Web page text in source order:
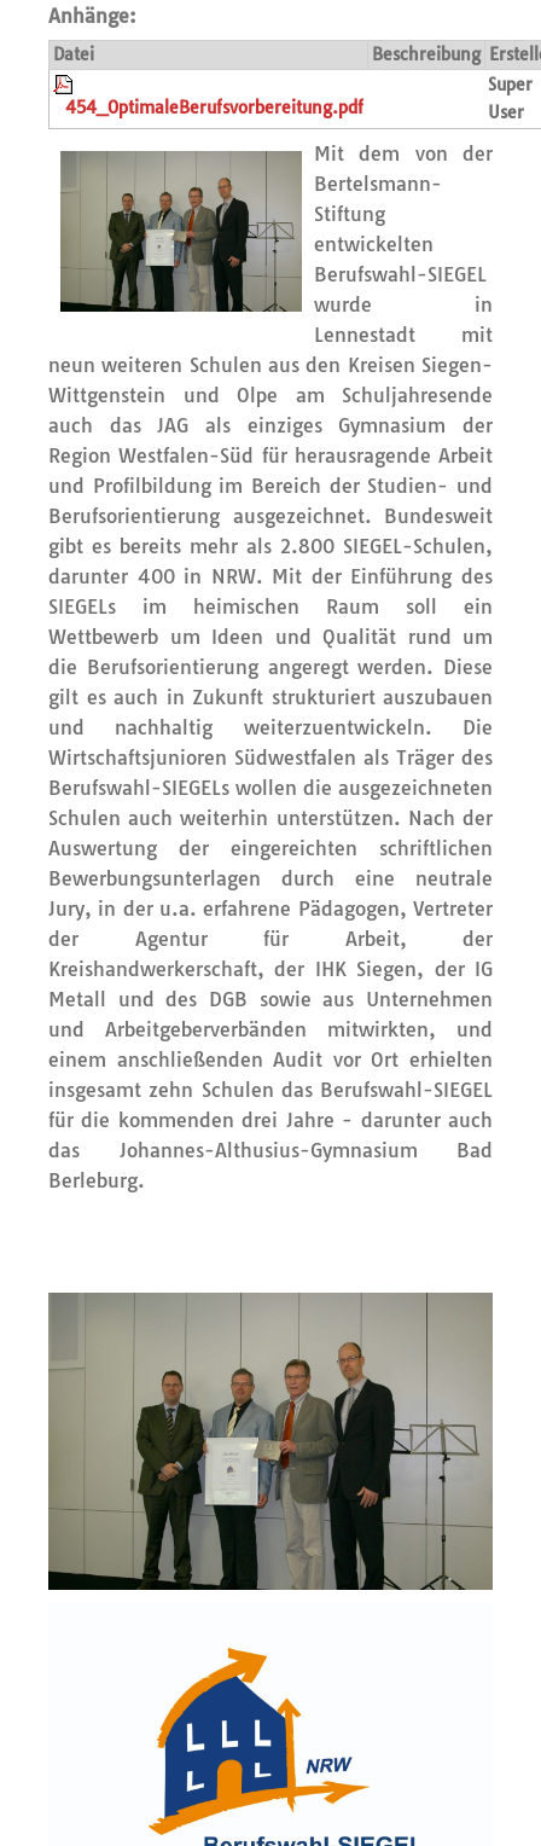
Anhänge:
Datei Beschreibung
454_OptimaleBerufsvorbereitung.pdf
Super
User
Mit dem von der
Bertelsmann-
Stiftung
entwickelten
Berufswahl-SIEGEL
wurde in
Lennestadt mit
neun weiteren Schulen aus den Kreisen Siegen-
Wittgenstein und Olpe am Schuljahresende
auch das JAG als einziges Gymnasium der
Region Westfalen-Süd für herausragende Arbeit
und Profilbildung im Bereich der Studien- und
Berufsorientierung ausgezeichnet. Bundesweit
gibt es bereits mehr als 2.800 SIEGEL-Schulen,
darunter 400 in NRW. Mit der Einführung des
SIEGELs im heimischen Raum soll ein
Wettbewerb um Ideen und Qualität rund um
die Berufsorientierung angeregt werden. Diese
gilt es auch in Zukunft strukturiert auszubauen
und nachhaltig weiterzuentwickeln. Die
Wirtschaftsjunioren Südwestfalen als Träger des
Berufswahl-SIEGELs wollen die ausgezeichneten
Schulen auch weiterhin unterstützen. Nach der
Auswertung der eingereichten schriftlichen
Bewerbungsunterlagen durch eine neutrale
Jury, in der u.a. erfahrene Pädagogen, Vertreter
der Agentur für Arbeit, der
Kreishandwerkerschaft, der IHK Siegen, der IG
Metall und des DGB sowie aus Unternehmen
und Arbeitgeberverbänden mitwirkten, und
einem anschließenden Audit vor Ort erhielten
insgesamt zehn Schulen das Berufswahl-SIEGEL
für die kommenden drei Jahre - darunter auch
das Johannes-Althusius-Gymnasium Bad
Berleburg.